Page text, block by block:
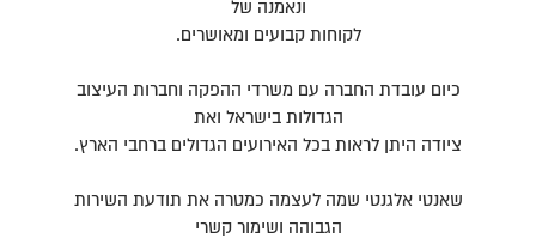
ונאמנה של
לקוחות קבועים ומאושרים.
כיום עובדת החברה עם משרדי ההפקה וחברות העיצוב
הגדולות בישראל ואת
ציודה היתן לראות בכל האירועים הגדולים ברחבי הארץ.
שאנטי אלגנטי שמה לעצמה כמטרה את תודעת השירות
הגבוהה ושימור קשרי